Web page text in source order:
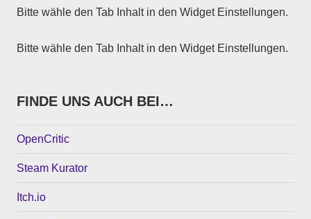
Bitte wähle den Tab Inhalt in den Widget Einstellungen.
Bitte wähle den Tab Inhalt in den Widget Einstellungen.
FINDE UNS AUCH BEI…
OpenCritic
Steam Kurator
Itch.io